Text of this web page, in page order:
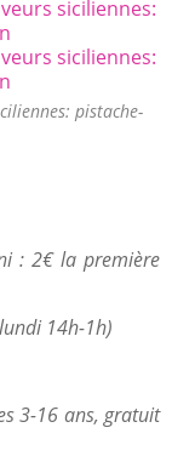
pistache-
: 2€ la première
14h-1h)
3-16 ans, gratuit